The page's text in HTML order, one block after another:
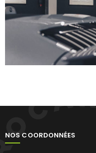
NOS COORDONNÉES